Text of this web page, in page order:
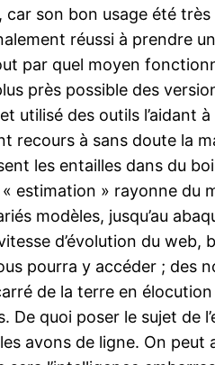
son bon usage été
réussi à prendre
par quel moyen
près possible des
utilisé des outils
à sans doute la
les entailles dans du
estimation » rayonne
modèles, jusqu’au
d’évolution du web,
pourra y accéder ; des
de la terre en
quoi poser le sujet de
avons de ligne. On peut